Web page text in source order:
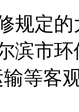
规定
滨市
等客